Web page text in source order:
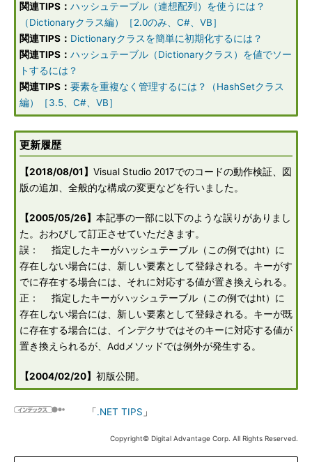
関連TIPS： ハッシュテーブル（連想配列）を使うには？
（Dictionaryクラス編）［2.0のみ、C#、VB］
関連TIPS： Dictionaryクラスを簡単に初期化するには？
関連TIPS： ハッシュテーブル（Dictionaryクラス）を値でソー
トするには？
関連TIPS： 要素を重複なく管理するには？（HashSetクラス
編）［3.5、C#、VB］
更新履歴
【2018/08/01】 Visual Studio 2017でのコードの動作検証、図
版の追加、全般的な構成の変更などを行いました。
【2005/05/26】 本記事の一部に以下のような誤りがありまし
た。おわびして訂正させていただきます。
誤： 指定したキーがハッシュテーブル（この例ではht）に
存在しない場合には、新しい要素として登録される。キーがす
でに存在する場合には、それに対応する値が置き換えられる。
正： 指定したキーがハッシュテーブル（この例ではht）に
存在しない場合には、新しい要素として登録される。キーが既
に存在する場合には、インデクサではそのキーに対応する値が
置き換えられるが、Addメソッドでは例外が発生する。
【2004/02/20】 初版公開。
「.NET TIPS 」
Copyright© Digital Advantage Corp. All Rights Reserved.